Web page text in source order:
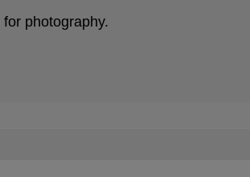
for photography.